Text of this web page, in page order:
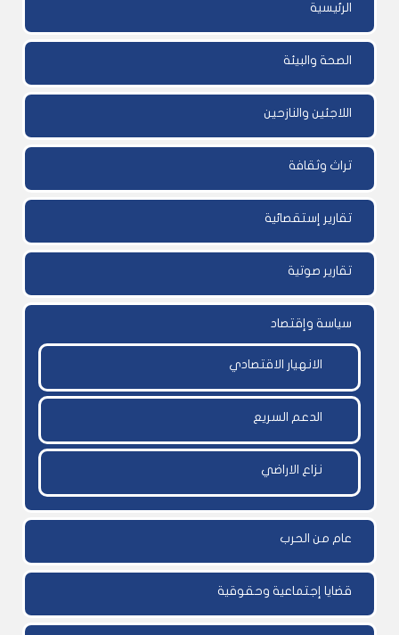
الرئيسية
الصحة والبيئة
اللاجئين والنازحين
تراث وثقافة
تقارير إستقصائية
تقارير صوتية
سياسة وإقتصاد
الانهيار الاقتصادي
الدعم السريع
نزاع الاراضي
عام من الحرب
قضايا إجتماعية وحقوقية